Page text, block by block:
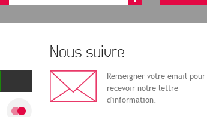
Nous suivre
Renseigner votre email pour
recevoir notre lettre
d'information.